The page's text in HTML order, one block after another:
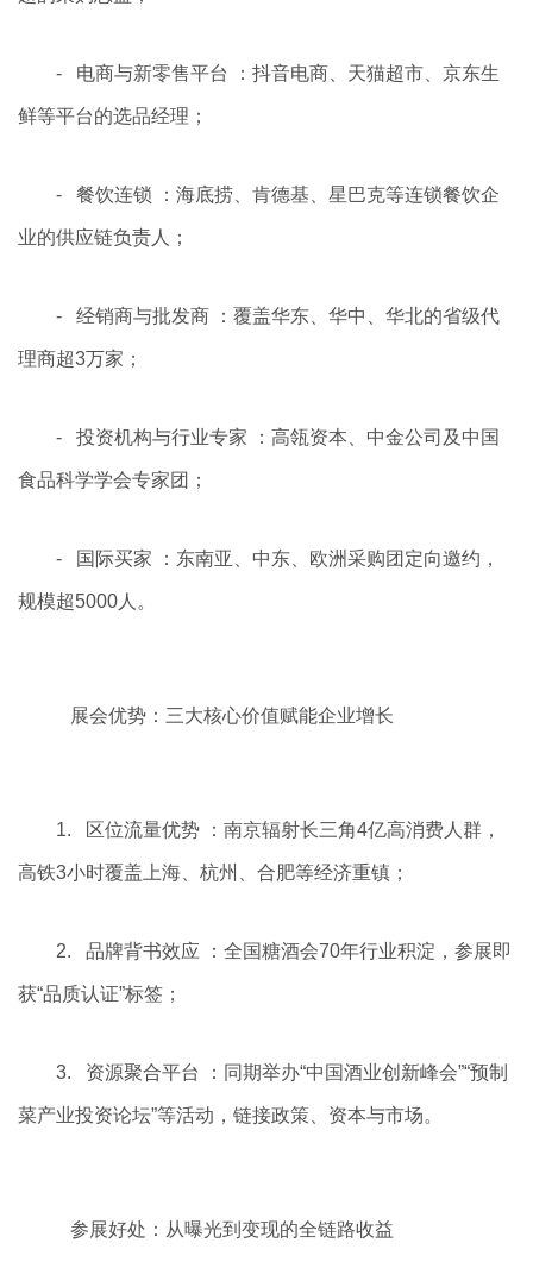
- 电商与新零售平台 ：抖音电商、天猫超市、京东生
鲜等平台的选品经理；
- 餐饮连锁 ：海底捞、肯德基、星巴克等连锁餐饮企
业的供应链负责人；
- 经销商与批发商 ：覆盖华东、华中、华北的省级代
理商超3万家；
- 投资机构与行业专家 ：高瓴资本、中金公司及中国
食品科学学会专家团；
- 国际买家 ：东南亚、中东、欧洲采购团定向邀约，
规模超5000人。
展会优势：三大核心价值赋能企业增长
1. 区位流量优势 ：南京辐射长三角4亿高消费人群，
高铁3小时覆盖上海、杭州、合肥等经济重镇；
2. 品牌背书效应 ：全国糖酒会70年行业积淀，参展即
获“品质认证”标签；
3. 资源聚合平台 ：同期举办“中国酒业创新峰会”“预制
菜产业投资论坛”等活动，链接政策、资本与市场。
参展好处：从曝光到变现的全链路收益